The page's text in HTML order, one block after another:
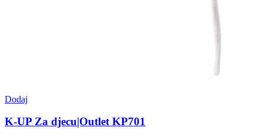
Dodaj
K-UP Za djecu|Outlet KP701